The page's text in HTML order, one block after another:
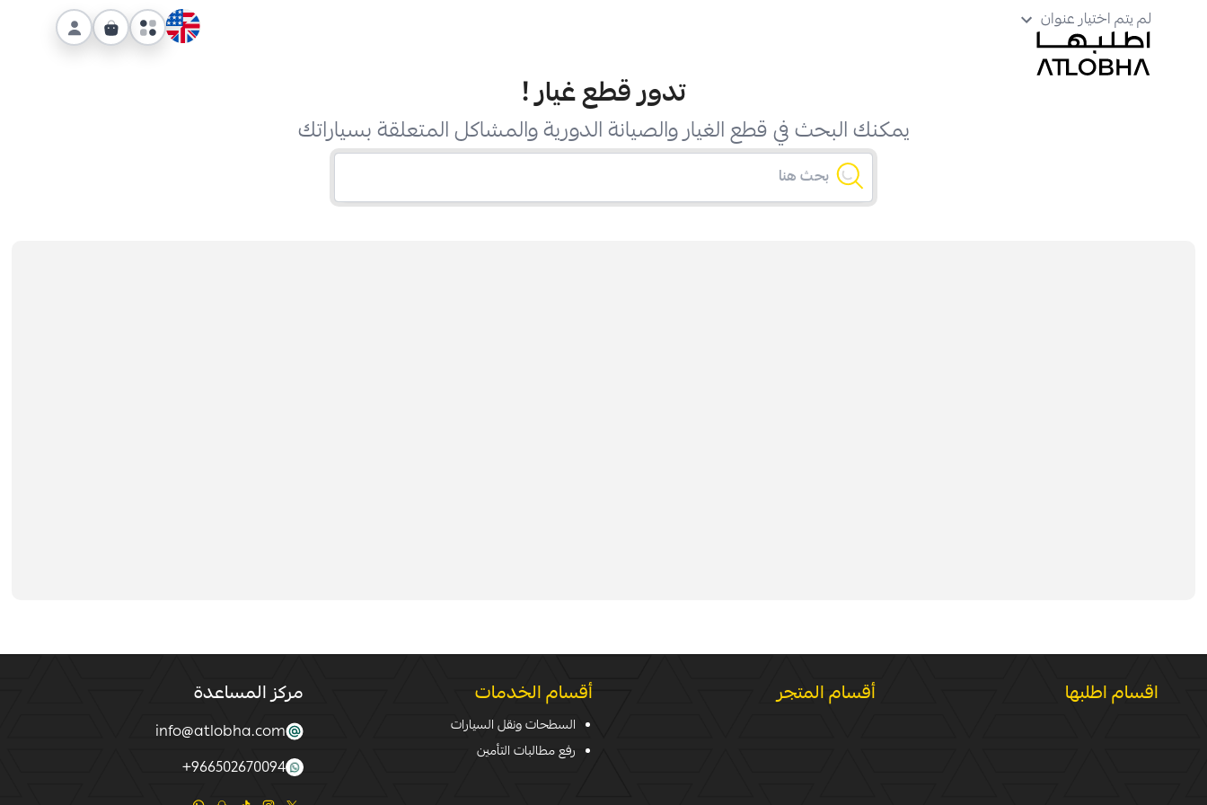
لم يتم اختيار عنوان
تدور قطع غيار!
يمكنك البحث في قطع الغيار والصيانة الدورية والمشاكل المتعلقة بسياراتك
اقسام اطلبها أقسام المتجر أقسام الخدمات
السطحات ونقل السيارات
رفع مطالبات التأمين
مركز المساعدة
info@atlobha.com
966502670094
+